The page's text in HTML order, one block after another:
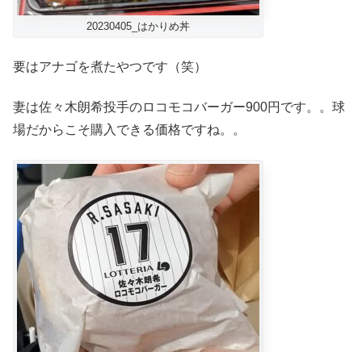
20230405_はかりめ丼
要はアナゴを煮たやつです（笑）
妻は佐々木朗希投手のロコモコバーガー900円です。。球
場だからこそ購入できる価格ですね。。